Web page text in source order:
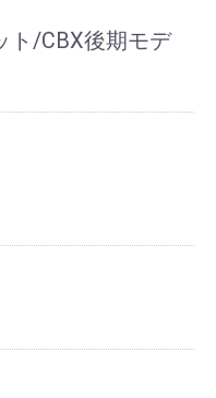
ト/CBX後期モデ